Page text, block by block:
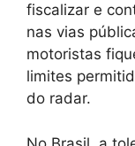
fiscalizar e
nas vias
motoristas
limites
do radar.